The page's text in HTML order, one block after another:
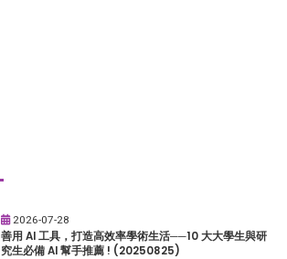
2026-07-28
善用 AI 工具，打造高效率學術生活──10 大大學生與研
究生必備 AI 幫手推薦 ! (20250825)